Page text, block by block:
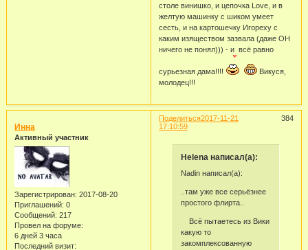
столе винишко, и цепочка Love, и в
желтую машинку с шиком умеет
сесть, и на картошечку Игореху с
каким изяществом зазвала (даже ОН
ничего не понял))) - и всё равно
сурьезная дама!!!!
Викуся,
молодец!!!
Поделиться 384
2017-11-21
17:10:59
Инна
Активный участник
Зарегистрирован: 2017-08-20
Приглашений: 0
Сообщений: 217
Провел на форуме:
6 дней 3 часа
Последний визит:
Helena написал(а):
Nadin написал(а):
..там уже все серьёзнее
простого флирта..
Всё пытаетесь из Вики
какую то
закомплексованную